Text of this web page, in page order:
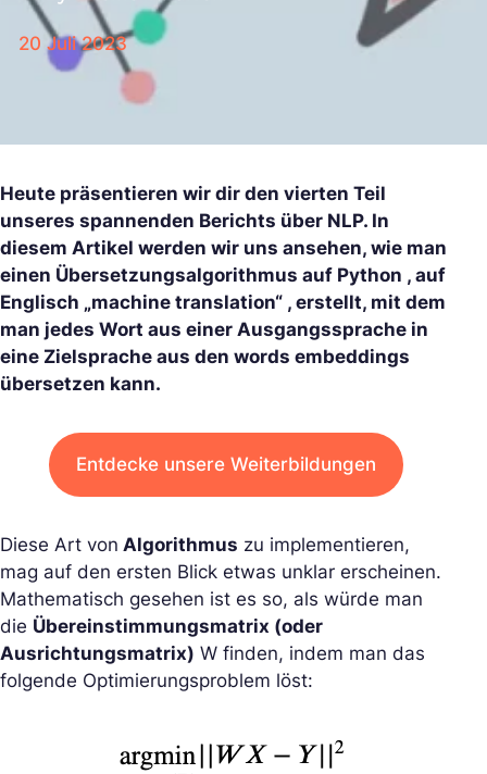
20 Juli 2023
Heute präsentieren wir dir den vierten Teil
unseres spannenden Berichts über NLP. In
diesem Artikel werden wir uns ansehen, wie man
einen Übersetzungsalgorithmus auf Python , auf
Englisch „machine translation“ , erstellt, mit dem
man jedes Wort aus einer Ausgangssprache in
eine Zielsprache aus den words embeddings
übersetzen kann.
Entdecke unsere Weiterbildungen
Diese Art von Algorithmus zu implementieren,
mag auf den ersten Blick etwas unklar erscheinen.
Mathematisch gesehen ist es so, als würde man
die Übereinstimmungsmatrix (oder
Ausrichtungsmatrix) W finden, indem man das
folgende Optimierungsproblem löst: